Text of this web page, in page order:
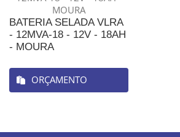
BATERIA SELADA VLRA
- 12MVA-18 - 12V - 18AH
- MOURA
ORÇAMENTO